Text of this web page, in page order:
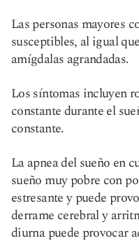
Las personas mayores
susceptibles, al igual
amígdalas agrandadas.
Los síntomas incluyen
constante durante el
constante.
La apnea del sueño en
sueño muy pobre con
estresante y puede
derrame cerebral y
diurna puede provocar